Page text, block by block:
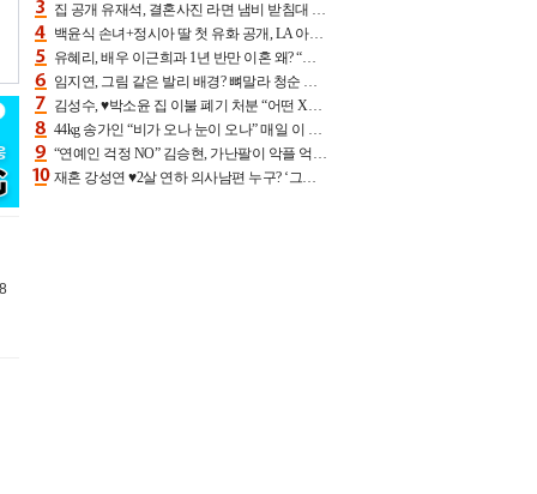
집 공개 유재석, 결혼사진 라면 냄비 받침대 되고 분노‥가족사진도 피해(놀뭐)[어제TV]
백윤식 손녀+정시아 딸 첫 유화 공개, LA 아트쇼→서울국제조각페스타 작가다운 수준급 실력
유혜리, 배우 이근희과 1년 반만 이혼 왜? “식칼 꽂고 의자 던져” 충격 폭로(특종)[어제TV]
임지연, 그림 같은 발리 배경? 뼈말라 청순 비키니 핏에 상대 안 되네
김성수, ♥박소윤 집 이불 폐기 처분 “어떤 X이랑 썼을지 몰라” 질투(신랑수업2)[어제TV]
44kg 송가인 “비가 오나 눈이 오나” 매일 이 운동, 허벅지 근육량 상승+체지방 감소
“연예인 걱정 NO” 김승현, 가난팔이 악플 억울할만‥아내+딸과 日 여행
재혼 강성연 ♥2살 연하 의사남편 누구? ‘그알’ 자문의에 훈남 비주얼 초엘리트 스펙 [종합]